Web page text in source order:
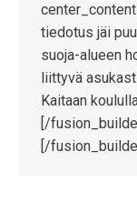
tiedotus jäi
suoja-alueen
liittyvä
Kaitaan
[/
[/